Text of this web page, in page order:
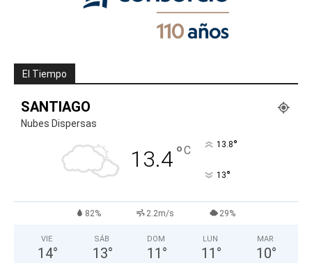
El Tiempo
SANTIAGO
Nubes Dispersas
13.4°C 13.8°
13°
82% 2.2m/s 29%
VIE
14°
SÁB
13°
DOM
11 °
LUN
11 °
MAR
10°